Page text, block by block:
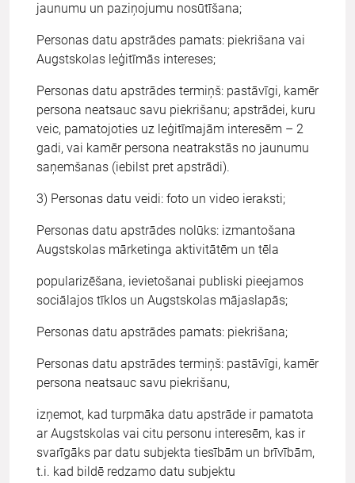
jaunumu un paziņojumu nosūtīšana;
Personas datu apstrādes pamats: piekrišana vai
Augstskolas leģitīmās intereses;
Personas datu apstrādes termiņš: pastāvīgi, kamēr
persona neatsauc savu piekrišanu; apstrādei, kuru
veic, pamatojoties uz leģitīmajām interesēm – 2
gadi, vai kamēr persona neatrakstās no jaunumu
saņemšanas (iebilst pret apstrādi).
3) Personas datu veidi: foto un video ieraksti;
Personas datu apstrādes nolūks: izmantošana
Augstskolas mārketinga aktivitātēm un tēla
popularizēšana, ievietošanai publiski pieejamos
sociālajos tīklos un Augstskolas mājaslapās;
Personas datu apstrādes pamats: piekrišana;
Personas datu apstrādes termiņš: pastāvīgi, kamēr
persona neatsauc savu piekrišanu,
izņemot, kad turpmāka datu apstrāde ir pamatota
ar Augstskolas vai citu personu interesēm, kas ir
svarīgāks par datu subjekta tiesībām un brīvībām,
t.i. kad bildē redzamo datu subjektu